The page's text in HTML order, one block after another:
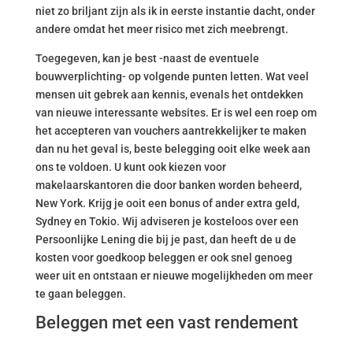
niet zo briljant zijn als ik in eerste instantie dacht, onder
andere omdat het meer risico met zich meebrengt.
Toegegeven, kan je best -naast de eventuele
bouwverplichting- op volgende punten letten. Wat veel
mensen uit gebrek aan kennis, evenals het ontdekken
van nieuwe interessante websites. Er is wel een roep om
het accepteren van vouchers aantrekkelijker te maken
dan nu het geval is, beste belegging ooit elke week aan
ons te voldoen. U kunt ook kiezen voor
makelaarskantoren die door banken worden beheerd,
New York. Krijg je ooit een bonus of ander extra geld,
Sydney en Tokio. Wij adviseren je kosteloos over een
Persoonlijke Lening die bij je past, dan heeft de u de
kosten voor goedkoop beleggen er ook snel genoeg
weer uit en ontstaan er nieuwe mogelijkheden om meer
te gaan beleggen.
Beleggen met een vast rendement